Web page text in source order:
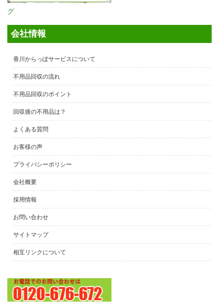
グ
会社情報
香川からっぽサービスについて
不用品回収の流れ
不用品回収のポイント
回収後の不用品は？
よくある質問
お客様の声
プライバシーポリシー
会社概要
採用情報
お問い合わせ
サイトマップ
相互リンクについて